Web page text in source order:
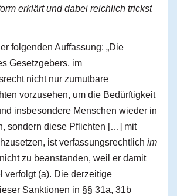
erklärt und dabei reichlich trickst
folgenden Auffassung: „Die
Gesetzgebers, im
nicht nur zumutbare
vorzusehen, um die Bedürftigkeit
insbesondere Menschen wieder in
sondern diese Pflichten […] mit
ist verfassungsrechtlich im
zu beanstanden, weil er damit
verfolgt (a). Die derzeitige
Sanktionen in §§ 31a, 31b